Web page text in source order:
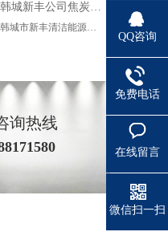
韩城新丰公司焦炭输送线除尘工程完美收官
韩城市新丰清洁能源科技有限公司隶属于上市公司黑猫焦化，焦炭输送线除尘系统于近期完美收官。该输送线共计500多米长，通过布置在高空走廊里的输送皮带连接为一条完整的生产线，过程分为投料、破碎、筛分、传送等工艺。整条输送线分四个转运站、两条分流线，将制备好的焦炭送入煤气生产工段。各个工艺阶段均有大量焦炭粉尘产生，这不仅严重影响现场职业卫生，而且因产尘点高，污染面覆盖范围广。
询热线
QQ咨询
免费电话
在线留言
微信扫一扫